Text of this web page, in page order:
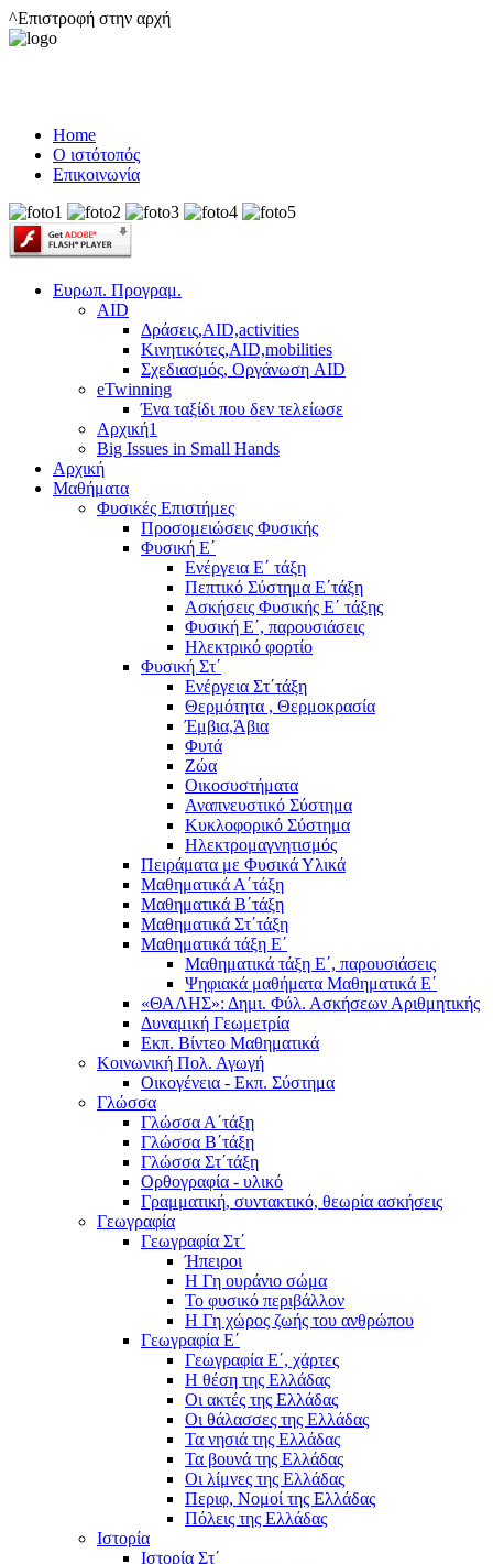
^Επιστροφή στην αρχή
Home
Ο ιστότοπός
Επικοινωνία
Ευρωπ. Προγραμ.
AID
Δράσεις,AID,activities
Κινητικότες,AID,mobilities
Σχεδιασμός, Οργάνωση AID
eTwinning
Ένα ταξίδι που δεν τελείωσε
Αρχική1
Big Issues in Small Hands
Αρχική
Μαθήματα
Φυσικές Επιστήμες
Προσομειώσεις Φυσικής
Φυσική Ε΄
Ενέργεια Ε΄ τάξη
Πεπτικό Σύστημα Ε΄τάξη
Ασκήσεις Φυσικής Ε΄ τάξης
Φυσική Ε΄, παρουσιάσεις
Ηλεκτρικό φορτίο
Φυσική Στ΄
Ενέργεια Στ΄τάξη
Θερμότητα , Θερμοκρασία
Έμβια,Άβια
Φυτά
Ζώα
Οικοσυστήματα
Αναπνευστικό Σύστημα
Κυκλοφορικό Σύστημα
Ηλεκτρομαγνητισμός
Πειράματα με Φυσικά Υλικά
Μαθηματικά Α΄τάξη
Μαθηματικά Β΄τάξη
Μαθηματικά Στ΄τάξη
Μαθηματικά τάξη Ε΄
Μαθηματικά τάξη Ε΄, παρουσιάσεις
Ψηφιακά μαθήματα Μαθηματικά Ε΄
«ΘΑΛΗΣ»: Δημι. Φύλ. Ασκήσεων Αριθμητικής
Δυναμική Γεωμετρία
Εκπ. Βίντεο Μαθηματικά
Κοινωνική Πολ. Αγωγή
Οικογένεια - Εκπ. Σύστημα
Γλώσσα
Γλώσσα Α΄τάξη
Γλώσσα Β΄τάξη
Γλώσσα Στ΄τάξη
Ορθογραφία - υλικό
Γραμματική, συντακτικό, θεωρία ασκήσεις
Γεωγραφία
Γεωγραφία Στ΄
Ήπειροι
Η Γη ουράνιο σώμα
Το φυσικό περιβάλλον
Η Γη χώρος ζωής του ανθρώπου
Γεωγραφία Ε΄
Γεωγραφία Ε΄, χάρτες
Η θέση της Ελλάδας
Οι ακτές της Ελλάδας
Οι θάλασσες της Ελλάδας
Τα νησιά της Ελλάδας
Τα βουνά της Ελλάδας
Οι λίμνες της Ελλάδας
Περιφ, Νομοί της Ελλάδας
Πόλεις της Ελλάδας
Ιστορία
Ιστορία Στ΄